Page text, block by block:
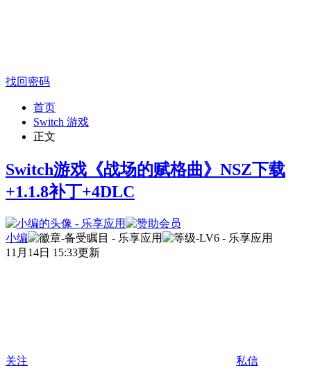
找回密码
首页
Switch 游戏
正文
Switch游戏《战场的赋格曲》NSZ下载
+1.1.8补丁+4DLC
小编
11月14日 15:33更新
关注 私信